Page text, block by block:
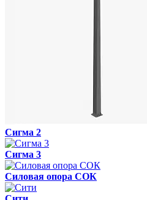
Сигма 2
Сигма 3
Силовая опора CОК